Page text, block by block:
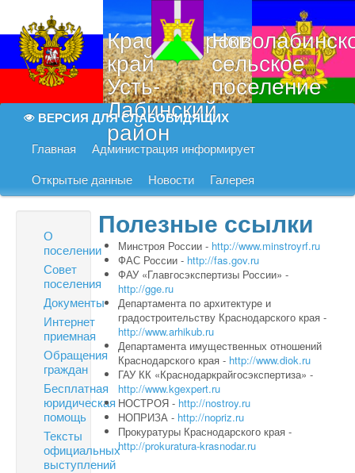
Краснодарский
край
Усть-
Лабинский
район
сельское
поселение
ВЕРСИЯ ДЛЯ СЛАБОВИДЯЩИХ
Главная Администрация информирует
Открытые данные Новости Галерея
О
поселении
Совет
поселения
Документы
Интернет
приемная
Обращения
граждан
Бесплатная
юридическая
помощь
Тексты
официальных
выступлений
Полезные ссылки
Минстроя России - http://www.minstroyrf.ru
ФАС России - http://fas.gov.ru
ФАУ «Главгосэкспертизы России» -
http://gge.ru
Департамента по архитектуре и
градостроительству Краснодарского края -
http://www.arhikub.ru
Департамента имущественных отношений
Краснодарского края - http://www.diok.ru
ГАУ КК «Краснодаркрайгосэкспертиза» -
http://www.kgexpert.ru
НОСТРОЯ - http://nostroy.ru
НОПРИЗА - http://nopriz.ru
Прокуратуры Краснодарского края -
http://prokuratura-krasnodar.ru